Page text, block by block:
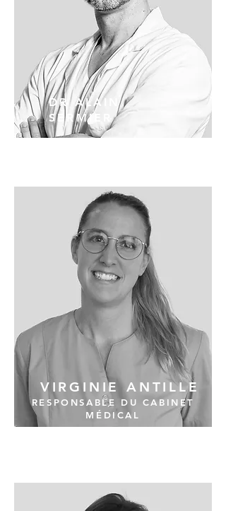
DR ALAIN
SERMIER
VIRGINIE ANTILLE
RESPONSABLE DU CABINET
MÉDICAL